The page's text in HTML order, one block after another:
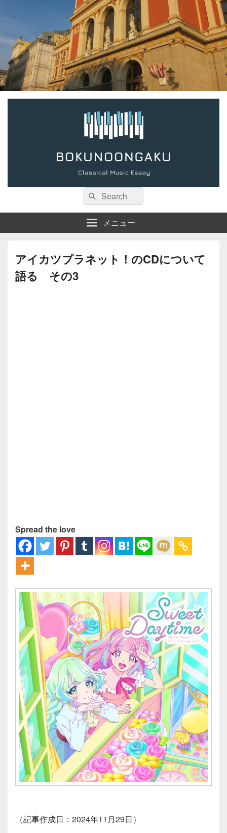
検
索:
検
索
メニュー
アイカツプラネット！のCDについて
語る その3
Spread the love
（記事作成日：2024年11月29日）